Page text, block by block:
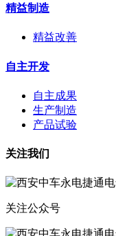
精益制造
精益改善
自主开发
自主成果
生产制造
产品试验
关注我们
关注公众号